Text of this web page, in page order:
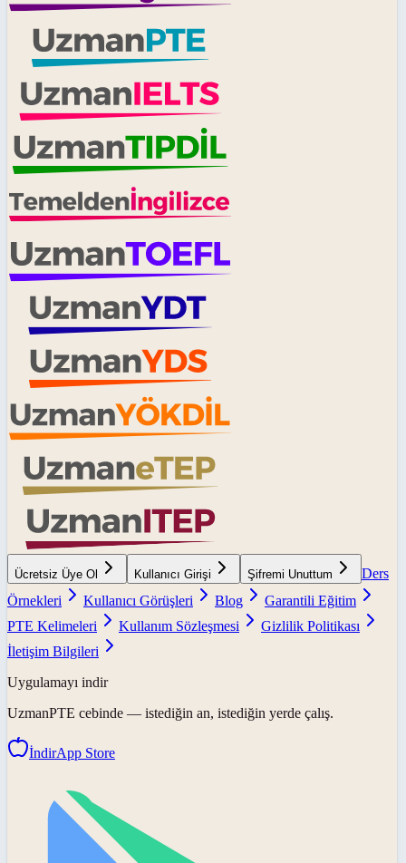
Ücretsiz Üye Ol Kullanıcı Girişi Şifremi Unuttum
Ders
Örnekleri
Kullanıcı Görüşleri Blog
Garantili Eğitim
PTE Kelimeleri
Kullanım Sözleşmesi
Gizlilik Politikası
İletişim Bilgileri
Uygulamayı indir
UzmanPTE cebinde — istediğin an, istediğin yerde çalış.
İndirApp Store